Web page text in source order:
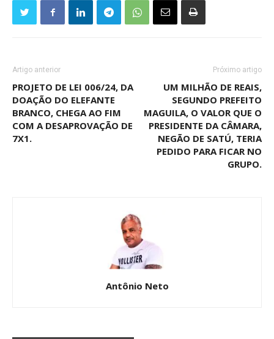
Artigo anterior
PROJETO DE LEI 006/24, DA
DOAÇÃO DO ELEFANTE
BRANCO, CHEGA AO FIM
COM A DESAPROVAÇÃO DE
7X1.
Próximo artigo
UM MILHÃO DE REAIS,
SEGUNDO PREFEITO
MAGUILA, O VALOR QUE O
PRESIDENTE DA CÂMARA,
NEGÃO DE SATÚ, TERIA
PEDIDO PARA FICAR NO
GRUPO.
Antônio Neto